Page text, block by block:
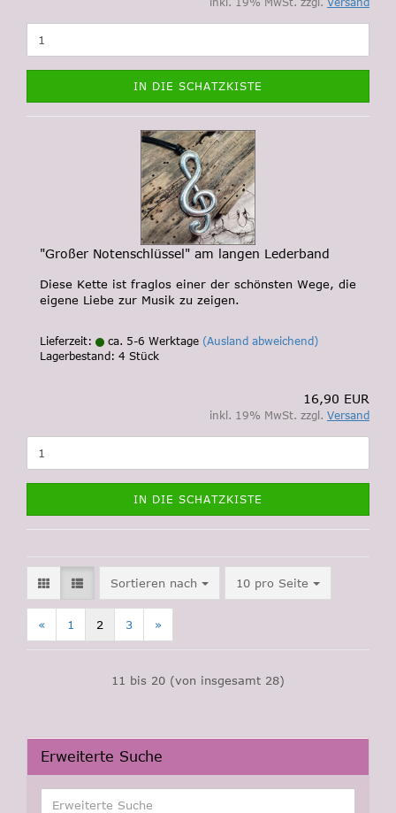
IN DIE SCHATZKISTE
"Großer Notenschlüssel" am langen Lederband
Diese Kette ist fraglos einer der schönsten Wege, die
eigene Liebe zur Musik zu zeigen.
Lieferzeit: ca. 5-6 Werktage (Ausland abweichend)
Lagerbestand: 4 Stück
16,90 EUR
inkl. 19% MwSt. zzgl. Versand
IN DIE SCHATZKISTE
Sortieren nach
Sortieren nach 10 pro Seite
pro Seite
« 1 2 3 »
11 bis 20 (von insgesamt 28)
Erweiterte Suche